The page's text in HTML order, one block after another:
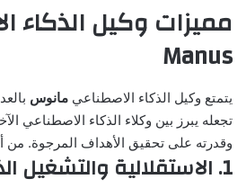
مميزات وكيل الذكاء
Manus
يتمتع وكيل الذكاء الاصطناعي مانوس
تجعله يبرز بين وكلاء الذكاء الاصطناعي
وقدرته على تحقيق الأهداف المرجوة. من
1. الاستقلالية والتشغيل الذاتي